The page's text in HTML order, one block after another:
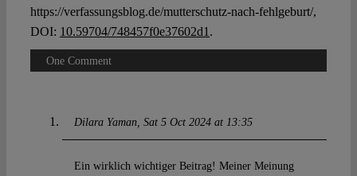
https://verfassungsblog.de/mutterschutz-nach-fehlgeburt/,
DOI: 10.59704/748457f0e37602d1 .
One Comment
Dilara Yaman Sat 5 Oct 2024 at 13:35
Ein wirklich wichtiger Beitrag! Meiner Meinung